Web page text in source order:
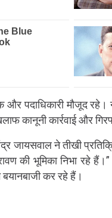
और पदाधिकारी मौजूद
कानूनी कार्रवाई और
जायसवाल ने तीखी
की भूमिका निभा रहे
बयानबाजी कर रहे हैं।